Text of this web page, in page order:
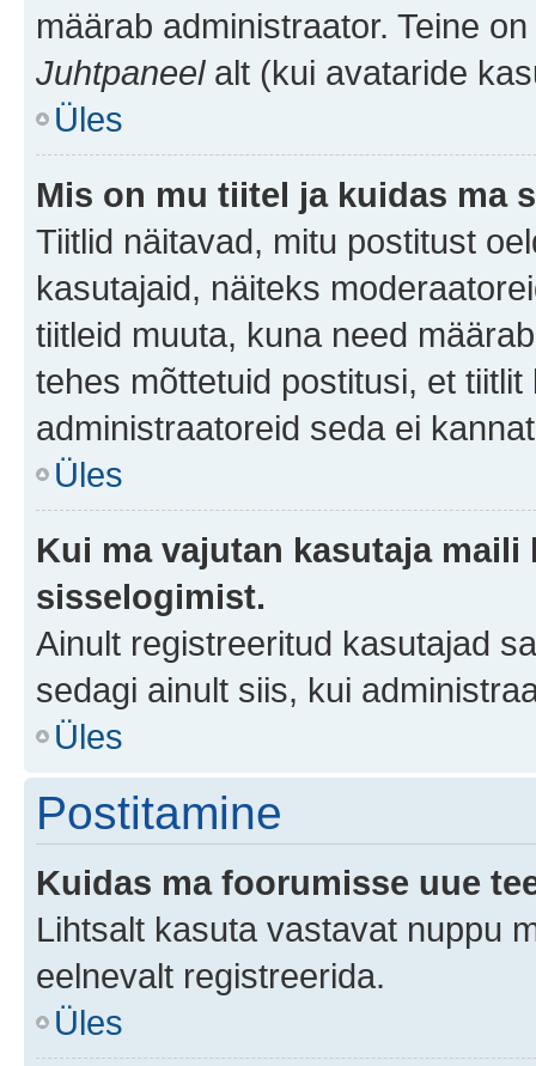
määrab administraator. Teine
Juhtpaneelalt (kui avataride
Üles
Mis on mu tiitel ja kuidas ma
Tiitlid näitavad, mitu postitust
kasutajaid, näiteks
tiitleid muuta, kuna need
tehes mõttetuid postitusi, et
administraatoreid seda ei
Üles
Kui ma vajutan kasutaja
sisselogimist.
Ainult registreeritud kasutajad
sedagi ainult siis, kui
Üles
Postitamine
Kuidas ma foorumisse uue
Lihtsalt kasuta vastavat nuppu
eelnevalt registreerida.
Üles